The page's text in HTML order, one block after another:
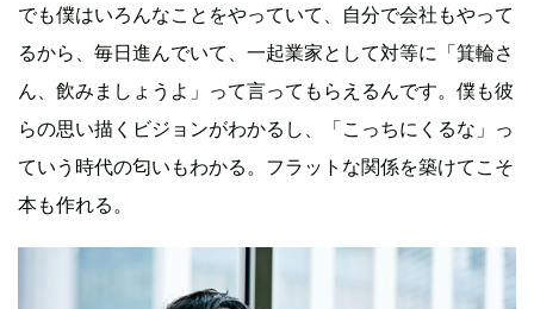
でも僕はいろんなことをやっていて、自分で会社もやって
るから、毎日進んでいて、一起業家として対等に「箕輪さ
ん、飲みましょうよ」って言ってもらえるんです。僕も彼
らの思い描くビジョンがわかるし、「こっちにくるな」っ
ていう時代の匂いもわかる。フラットな関係を築けてこそ
本も作れる。